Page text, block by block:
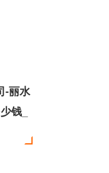
-丽水
钱_